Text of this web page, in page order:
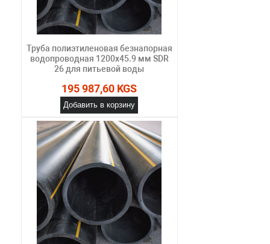
Труба полиэтиленовая безнапорная
водопроводная 1200х45.9 мм SDR
26 для питьевой воды
195 987,60 KGS
Добавить в корзину